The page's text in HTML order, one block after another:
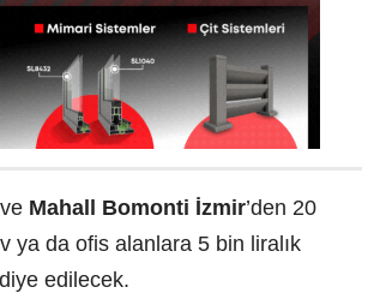
ve Mahall Bomonti İzmir’den 20
ya da ofis alanlara 5 bin liralık
edilecek.